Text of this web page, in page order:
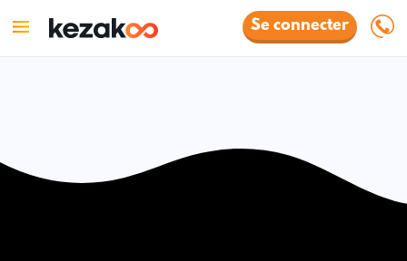
Se connecter